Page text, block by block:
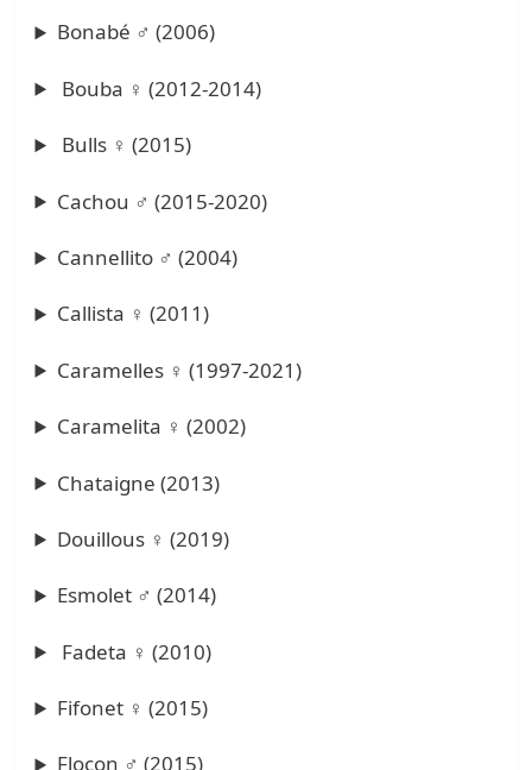
Bonabé ♂ (2006)
Bouba ♀ (2012-2014)
Bulls ♀ (2015)
Cachou ♂ (2015-2020)
Cannellito ♂ (2004)
Callista ♀ (2011)
Caramelles ♀ (1997-2021)
Caramelita ♀ (2002)
Chataigne (2013)
Douillous ♀ (2019)
Esmolet ♂ (2014)
Fadeta ♀ (2010)
Fifonet ♀ (2015)
Flocon ♂ (2015)